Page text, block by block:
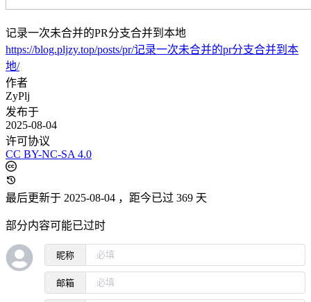
记录一次未合并的PR分支合并到本地
https://blog.pljzy.top/posts/pr/记录一次未合并的pr分支合并到本
地/
作者
ZyPlj
发布于
2025-08-04
许可协议
CC BY-NC-SA 4.0
最后更新于 2025-08-04 ，距今已过 369 天
部分内容可能已过时
昵称
邮箱